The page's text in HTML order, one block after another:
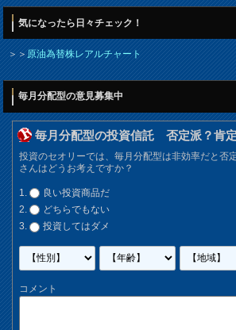
気になったら日々チェック！
＞＞原油為替株レアルチャート
毎月分配型の意見募集中
毎月分配型の投資信託 否定派？肯
投資のセオリーでは、毎月分配型は非効率だと否
さんはどうお考えですか？
良い投資商品だ
どちらでもない
投資してはダメ
コメント